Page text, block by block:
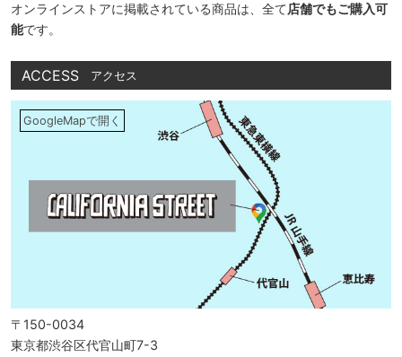
オンラインストアに掲載されている商品は、全て店舗でもご購入可
能です。
ACCESS アクセス
GoogleMapで開く
〒150-0034
東京都渋谷区代官山町7-3